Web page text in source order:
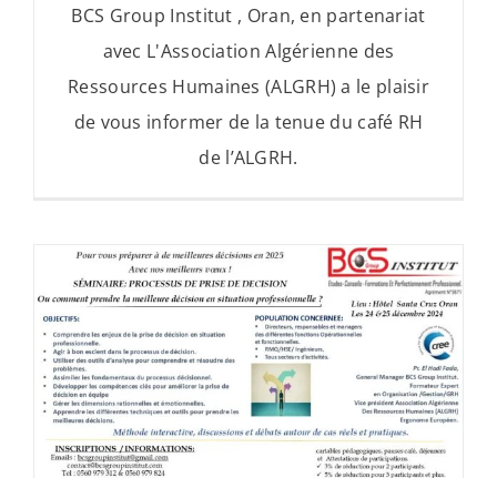
BCS Group Institut , Oran, en partenariat
avec L'Association Algérienne des
Ressources Humaines (ALGRH) a le plaisir
de vous informer de la tenue du café RH
de l’ALGRH.